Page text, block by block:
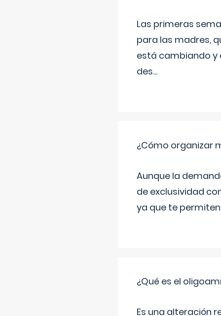
Las primeras
para las madres,
está cambiando y
des...
¿Cómo organizar
Aunque la
de exclusividad
ya que te
¿Qué es el
Es una alteración